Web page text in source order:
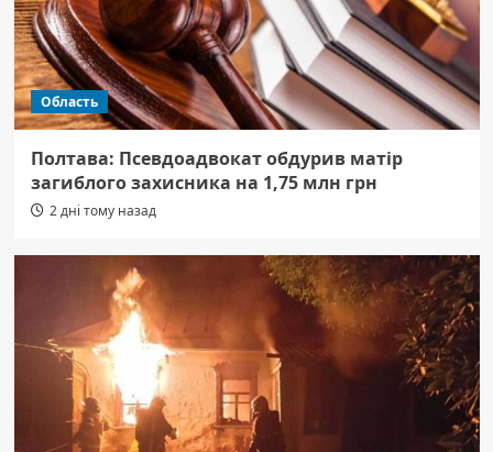
Область
Полтава: Псевдоадвокат обдурив матір
загиблого захисника на 1,75 млн грн
2 дні тому назад